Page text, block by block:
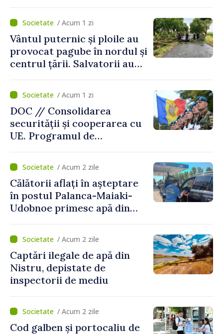
mecanisme care să-i
protejeze”/ Acum 1 zi
Vântul puternic și ploile au
provocat pagube în nordul și
centrul țării. Salvatorii au
/ Acum 1 zi
DOC // Consolidarea
securității și cooperarea cu
UE. Programul de
Naționale de Apărare pentru
perioada 2024–2034,
publicat în Monitorul Oficial
/ Acum 2 zile
Călătorii aflați în așteptare
în postul Palanca-Maiaki-
Udobnoe primesc apă din
și a polițiștilor de frontieră
/ Acum 2 zile
Captări ilegale de apă din
Nistru, depistate de
inspectorii de mediu
/ Acum 2 zile
Cod galben și portocaliu de